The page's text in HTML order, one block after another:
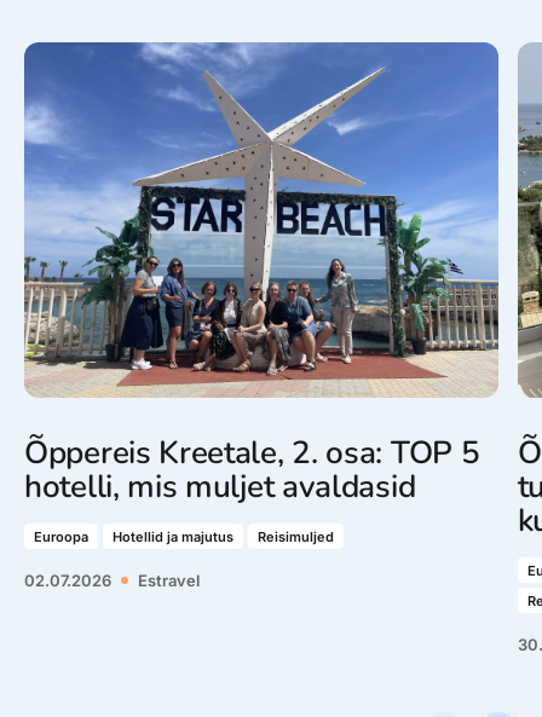
Õppereis Kreetale, 2. osa: TOP 5
hotelli, mis muljet avaldasid
Euroopa Hotellid ja majutus Reisimuljed
02.07.2026 Estravel